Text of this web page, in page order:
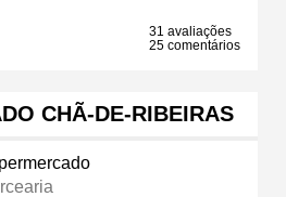
31 avaliações
25 comentários
CHÃ-DE-RIBEIRAS